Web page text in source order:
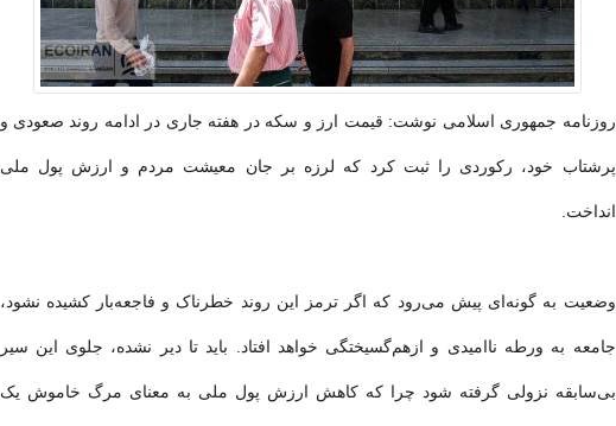
روزنامه جمهوری اسلامی نوشت: قیمت ارز و سکه در هفته جاری در ادامه روند صعودی و
پرشتاب خود، رکوردی را ثبت کرد که لرزه بر جان معیشت مردم و ارزش پول ملی
انداخت.
وضعیت به گونه‌ای پیش می‌رود که اگر ترمز این روند خطرناک و فاجعه‌بار کشیده نشود،
جامعه به ورطه ناامیدی و ازهم‌گسیختگی خواهد افتاد. باید تا دیر نشده، جلوی این سیر
بی‌سابقه نزولی گرفته شود چرا که کاهش ارزش پول ملی به معنای مرگ خاموش یک